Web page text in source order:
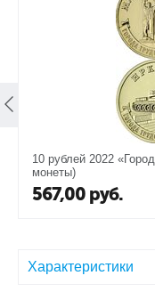
10 рублей 2022
монеты)
567,00 руб.
Характеристики